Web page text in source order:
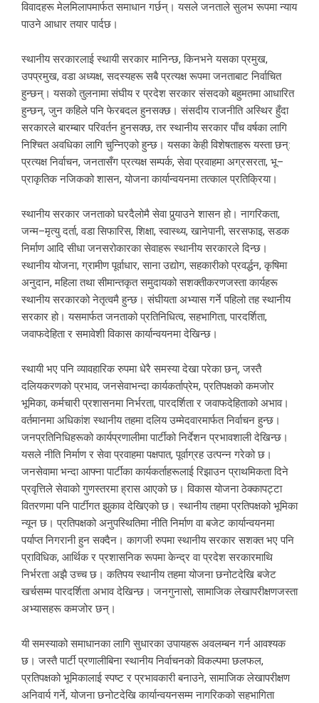
विवादहरू मेलमिलापमार्फत समाधान गर्छन्। यसले जनताले सुलभ रूपमा न्याय
पाउने आधार तयार पार्दछ।
स्थानीय सरकारलाई स्थायी सरकार मानिन्छ, किनभने यसका प्रमुख,
उपप्रमुख, वडा अध्यक्ष, सदस्यहरू सबै प्रत्यक्ष रूपमा जनताबाट निर्वाचित
हुन्छन्। यसको तुलनामा संघीय र प्रदेश सरकार संसदको बहुमतमा आधारित
हुन्छन्, जुन कहिले पनि फेरबदल हुनसक्छ। संसदीय राजनीति अस्थिर हुँदा
सरकारले बारम्बार परिवर्तन हुनसक्छ, तर स्थानीय सरकार पाँच वर्षका लागि
निश्चित अवधिका लागि चुन्निएको हुन्छ। यसका केही विशेषताहरू यस्ता छन्:
प्रत्यक्ष निर्वाचन, जनतासँग प्रत्यक्ष सम्पर्क, सेवा प्रवाहमा अग्रसरता, भू–
प्राकृतिक नजिकको शासन, योजना कार्यान्वयनमा तत्काल प्रतिक्रिया।
स्थानीय सरकार जनताको घरदैलोमै सेवा पुर्‍याउने शासन हो। नागरिकता,
जन्म–मृत्यु दर्ता, वडा सिफारिस, शिक्षा, स्वास्थ्य, खानेपानी, सरसफाइ, सडक
निर्माण आदि सीधा जनसरोकारका सेवाहरू स्थानीय सरकारले दिन्छ।
स्थानीय योजना, ग्रामीण पूर्वाधार, साना उद्योग, सहकारीको प्रवर्द्धन, कृषिमा
अनुदान, महिला तथा सीमान्तकृत समुदायको सशक्तीकरणजस्ता कार्यहरू
स्थानीय सरकारको नेतृत्वमै हुन्छ। संघीयता अभ्यास गर्ने पहिलो तह स्थानीय
सरकार हो। यसमार्फत जनताको प्रतिनिधित्व, सहभागिता, पारदर्शिता,
जवाफदेहिता र समावेशी विकास कार्यान्वयनमा देखिन्छ।
स्थायी भए पनि व्यावहारिक रुपमा धेरै समस्या देखा परेका छन्, जस्तै
दलियकरणको प्रभाव, जनसेवाभन्दा कार्यकर्ताप्रेम, प्रतिपक्षको कमजोर
भूमिका, कर्मचारी प्रशासनमा निर्भरता, पारदर्शिता र जवाफदेहिताको अभाव।
वर्तमानमा अधिकांश स्थानीय तहमा दलिय उम्मेदवारमार्फत निर्वाचन हुन्छ।
जनप्रतिनिधिहरूको कार्यप्रणालीमा पार्टीको निर्देशन प्रभावशाली देखिन्छ।
यसले नीति निर्माण र सेवा प्रवाहमा पक्षपात, पूर्वाग्रह उत्पन्न गरेको छ।
जनसेवामा भन्दा आफ्ना पार्टीका कार्यकर्ताहरूलाई रिझाउन प्राथमिकता दिने
प्रवृत्तिले सेवाको गुणस्तरमा ह्रास आएको छ। विकास योजना ठेक्कापट्टा
वितरणमा पनि पार्टीगत झुकाव देखिएको छ। स्थानीय तहमा प्रतिपक्षको भूमिका
न्यून छ। प्रतिपक्षको अनुपस्थितिमा नीति निर्माण वा बजेट कार्यान्वयनमा
पर्याप्त निगरानी हुन सक्दैन। कागजी रुपमा स्थानीय सरकार सशक्त भए पनि
प्राविधिक, आर्थिक र प्रशासनिक रूपमा केन्द्र वा प्रदेश सरकारमाथि
निर्भरता अझै उच्च छ। कतिपय स्थानीय तहमा योजना छनोटदेखि बजेट
खर्चसम्म पारदर्शिता अभाव देखिन्छ। जनगुनासो, सामाजिक लेखापरीक्षणजस्ता
अभ्यासहरू कमजोर छन्।
यी समस्याको समाधानका लागि सुधारका उपायहरू अवलम्बन गर्न आवश्यक
छ। जस्तै पार्टी प्रणालीबिना स्थानीय निर्वाचनको विकल्पमा छलफल,
प्रतिपक्षको भूमिकालाई स्पष्ट र प्रभावकारी बनाउने, सामाजिक लेखापरीक्षण
अनिवार्य गर्ने, योजना छनोटदेखि कार्यान्वयनसम्म नागरिकको सहभागिता